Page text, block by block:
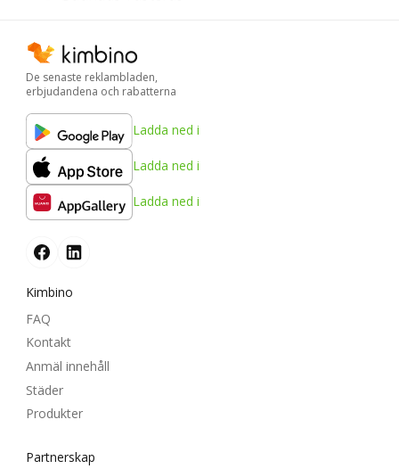
De senaste reklambladen,
erbjudandena och rabatterna
Ladda ned i
Ladda ned i
Ladda ned i
Kimbino
FAQ
Kontakt
Anmäl innehåll
Städer
Produkter
Partnerskap